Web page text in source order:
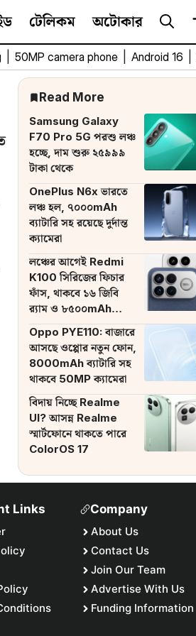
টেলিকম অটোকার
50MP camera phone Android 16
Read More
Samsung Galaxy
F70 Pro 5G পরশু লঞ্চ
হচ্ছে, দাম শুরু ২৫৯৯৯
টাকা থেকে
OnePlus N6x ভারতে
লঞ্চ হল, ৭০০০mAh
ব্যাটারি সহ রয়েছে দুর্দান্ত
ক্যামেরা
লঞ্চের আগেই Redmi
K100 সিরিজের ফিচার
ফাঁস, থাকবে ১৬ জিবি
র‌্যাম ও ৮৫০০mAh
ব্যাটারি
Oppo PYE110: বাজারে
আসছে ওপ্পোর নতুন ফোন,
8000mAh ব্যাটারি সহ
থাকবে 50MP ক্যামেরা
বিদায় নিচ্ছে Realme
UI? আসন্ন Realme
স্মার্টফোনে থাকতে পারে
ColorOS 17
Links Company
About Us
Contact Us
Join Our Team
Advertise With Us
Funding Information